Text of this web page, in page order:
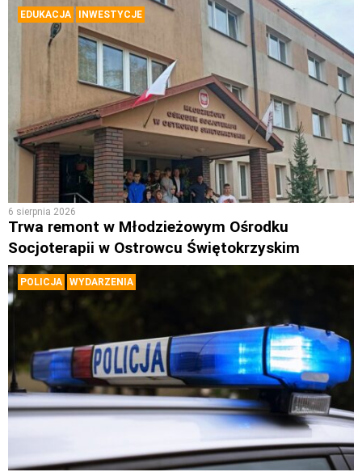
EDUKACJA INWESTYCJE
6 sierpnia 2026
Trwa remont w Młodzieżowym Ośrodku
Socjoterapii w Ostrowcu Świętokrzyskim
POLICJA WYDARZENIA